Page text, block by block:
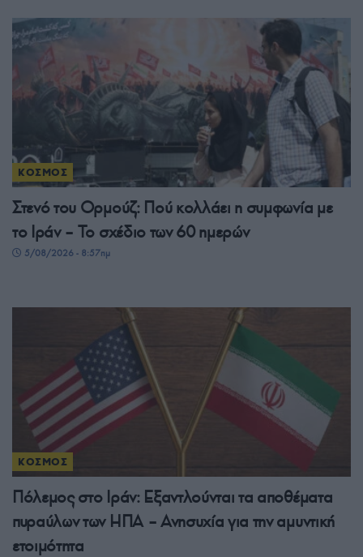
ΚΟΣΜΟΣ
Στενό του Ορμούζ: Πού κολλάει η συμφωνία με
το Ιράν – Το σχέδιο των 60 ημερών
5/08/2026 - 8:57πμ
ΚΟΣΜΟΣ
Πόλεμος στο Ιράν: Εξαντλούνται τα αποθέματα
πυραύλων των ΗΠΑ – Ανησυχία για την αμυντική
ετοιμότητα